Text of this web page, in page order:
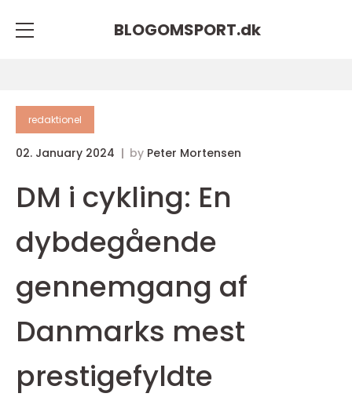
BLOGOMSPORT.dk
redaktionel
02. January 2024 by Peter Mortensen
DM i cykling: En
dybdegående
gennemgang af
Danmarks mest
prestigefyldte